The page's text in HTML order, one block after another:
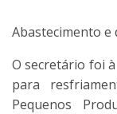
Abastecimento e
O secretário foi
para
Pequenos